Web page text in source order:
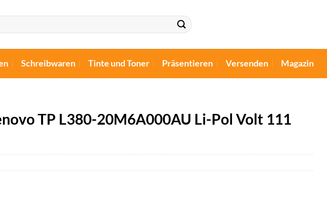
Schreibwaren Tinte und Toner Präsentieren Versenden Magazin
TP L380-20M6A000AU Li-Pol Volt 111